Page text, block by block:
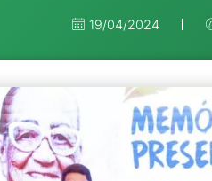
19/04/2024